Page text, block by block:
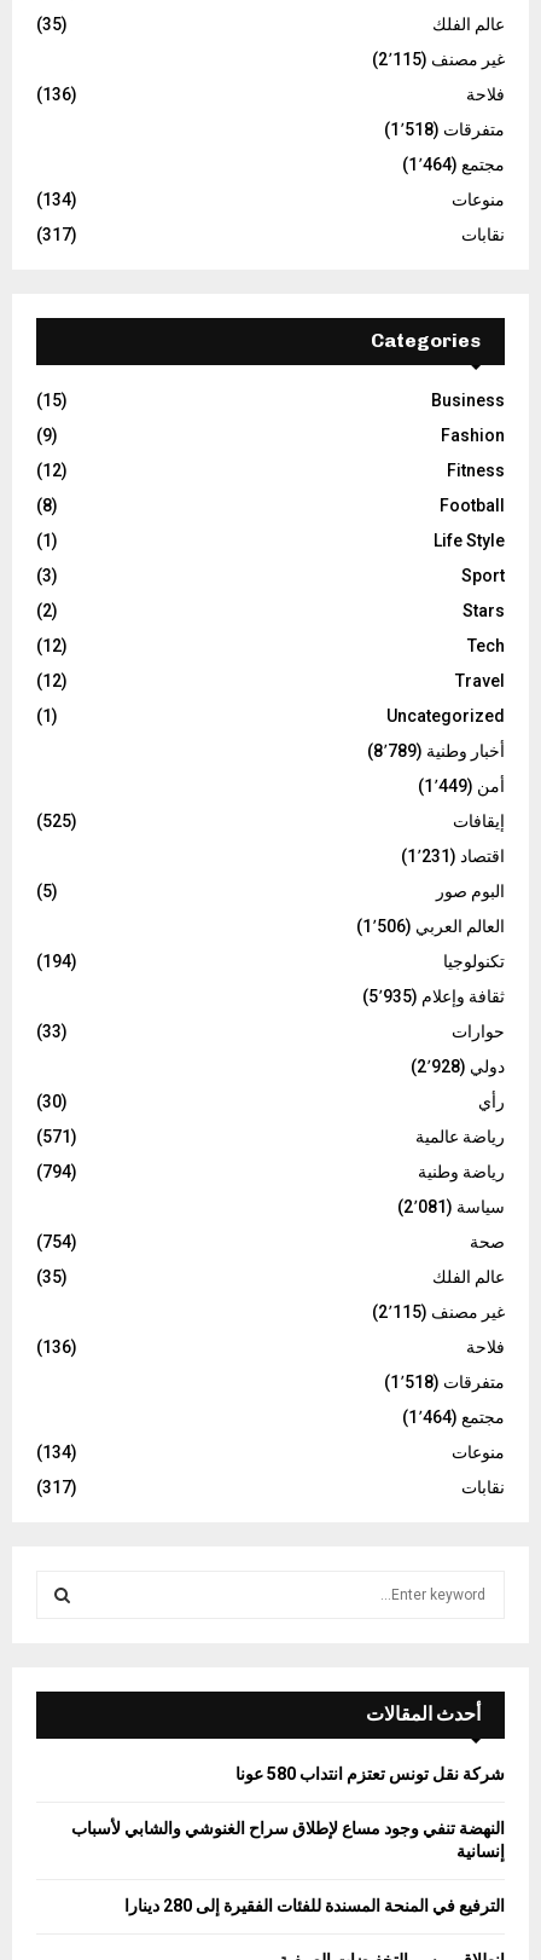
عالم الفلك
(35)
غير مصنف (2٬115)
فلاحة
(136)
متفرقات (1٬518)
مجتمع (1٬464)
منوعات
(134)
نقابات
(317)
Categories
Business
(15)
Fashion
(9)
Fitness
(12)
Football
(8)
Life Style
(1)
Sport
(3)
Stars
(2)
Tech
(12)
Travel
(12)
Uncategorized
(1)
أخبار وطنية (8٬789)
أمن (1٬449)
إيقافات
(525)
اقتصاد (1٬231)
البوم صور
(5)
العالم العربي (1٬506)
تكنولوجيا
(194)
ثقافة وإعلام (5٬935)
حوارات
(33)
دولي (2٬928)
رأي
(30)
رياضة عالمية
(571)
رياضة وطنية
(794)
سياسة (2٬081)
صحة
(754)
عالم الفلك
(35)
غير مصنف (2٬115)
فلاحة
(136)
متفرقات (1٬518)
مجتمع (1٬464)
منوعات
(134)
نقابات
(317)
f
r
E
A
أحدث المقالات
شركة نقل تونس تعتزم انتداب 580 عونا
النهضة تنفي وجود مساع لإطلاق سراح الغنوشي والشابي لأسباب
إنسانية
الترفيع في المنحة المسندة للفئات الفقيرة إلى 280 دينارا